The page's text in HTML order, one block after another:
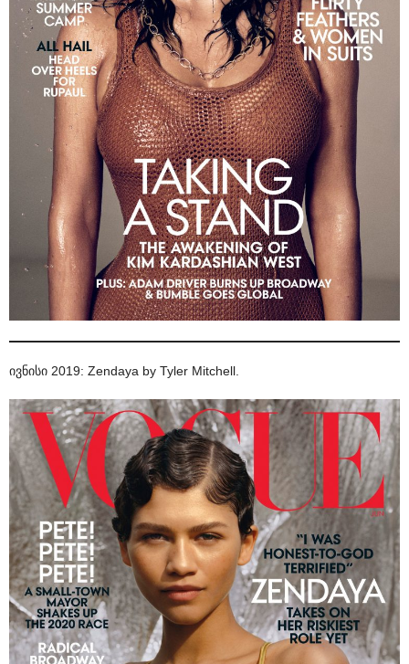
ივნისი 2019: Zendaya by Tyler Mitchell.